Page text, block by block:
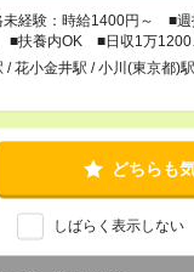
未経験：時給1400円～ ■週
扶養内OK ■日収1万1200
/ 花小金井駅 / 小川(東京都)
どちらも
しばらく表示しない